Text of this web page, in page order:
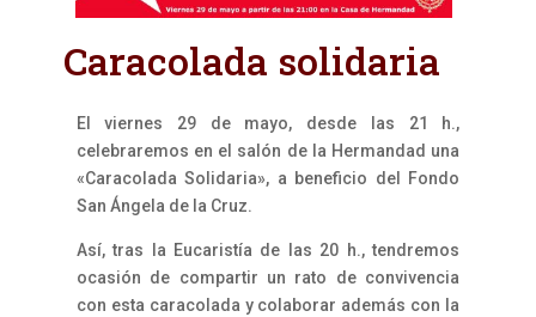
Caracolada solidaria
El viernes 29 de mayo, desde las 21 h.,
celebraremos en el salón de la Hermandad una
«Caracolada Solidaria», a beneficio del Fondo
San Ángela de la Cruz.
Así, tras la Eucaristía de las 20 h., tendremos
ocasión de compartir un rato de convivencia
con esta caracolada y colaborar además con la